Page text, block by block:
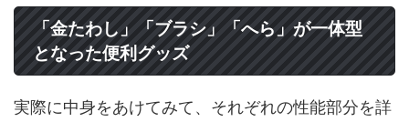
「金たわし」「ブラシ」「へら」が一体型
となった便利グッズ
実際に中身をあけてみて、それぞれの性能部分を詳